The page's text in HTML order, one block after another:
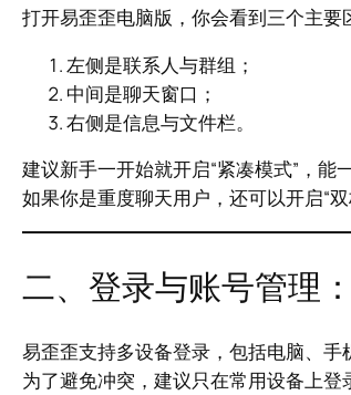
打开易歪歪电脑版，你会看到三个主要
左侧是联系人与群组；
中间是聊天窗口；
右侧是信息与文件栏。
建议新手一开始就开启“紧凑模式”，能
如果你是重度聊天用户，还可以开启“
二、登录与账号管理
易歪歪支持多设备登录，包括电脑、手
为了避免冲突，建议只在常用设备上登